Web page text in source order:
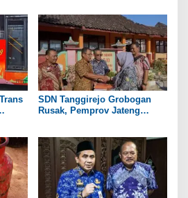
SDN Tanggirejo Grobogan
Rusak, Pemprov Jateng